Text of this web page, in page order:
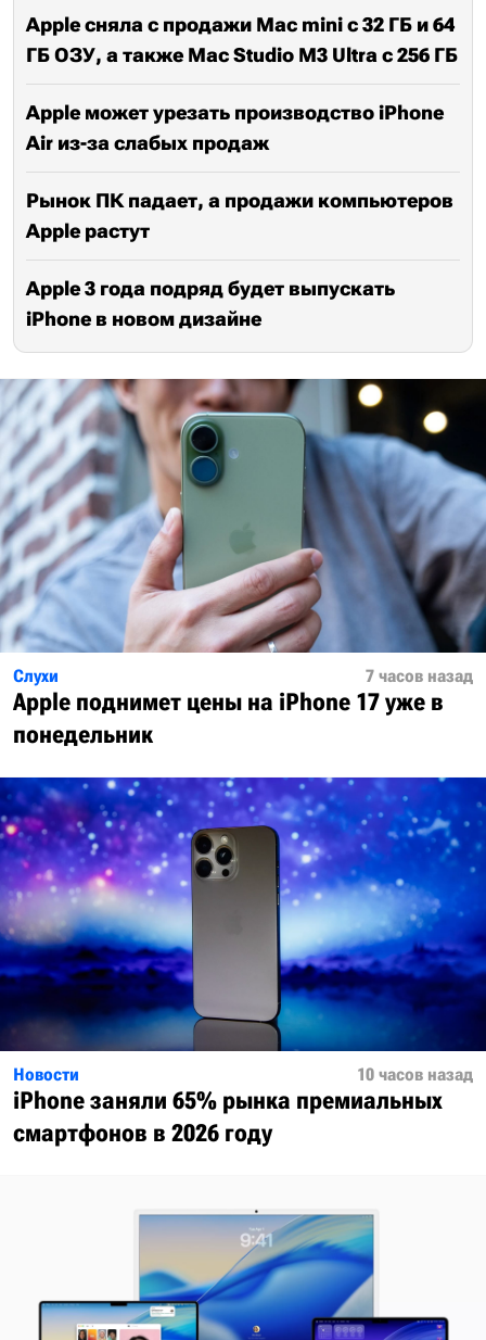
Apple сняла с продажи Mac mini с 32 ГБ и 64
ГБ ОЗУ, а также Mac Studio M3 Ultra с 256 ГБ
Apple может урезать производство iPhone
Air из-за слабых продаж
Рынок ПК падает, а продажи компьютеров
Apple растут
Apple 3 года подряд будет выпускать
iPhone в новом дизайне
Слухи 7 часов назад
Apple поднимет цены на iPhone 17 уже в
понедельник
Новости 10 часов назад
iPhone заняли 65% рынка премиальных
смартфонов в 2026 году